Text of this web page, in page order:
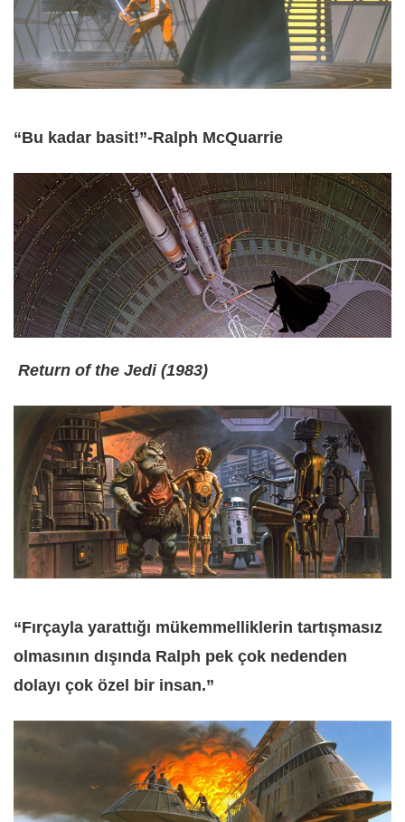
“Bu kadar basit!”-Ralph McQuarrie
Return of the Jedi (1983)
“Fırçayla yarattığı mükemmelliklerin tartışmasız
olmasının dışında Ralph pek çok nedenden
dolayı çok özel bir insan.”